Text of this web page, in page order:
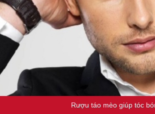
Rượu táo mèo giúp tóc